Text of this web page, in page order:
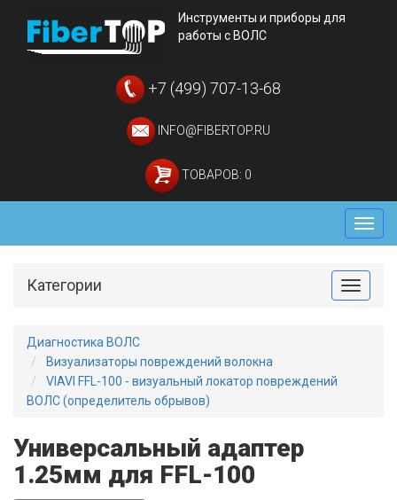
Инструменты и приборы для
работы с ВОЛС
+7 (499) 707-13-68
INFO@FIBERTOP.RU
ТОВАРОВ: 0
Меню
Toggle
Категории
Диагностика ВОЛС
Визуализаторы повреждений волокна
VIAVI FFL-100 - визуальный локатор повреждений
ВОЛС (определитель обрывов)
Универсальный адаптер
1.25мм для FFL-100